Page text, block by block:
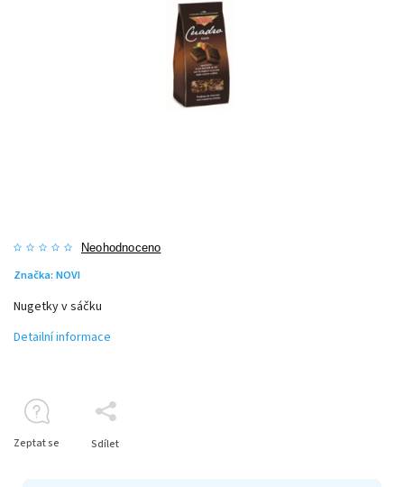
Neohodnoceno
Značka: NOVI
Nugetky v sáčku
Detailní informace
Zeptat se Sdílet